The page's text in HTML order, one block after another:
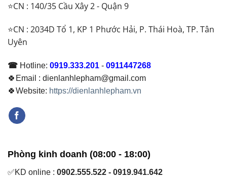
⭐CN : 140/35 Cầu Xây 2 - Quận 9
⭐CN : 2034D Tổ 1, KP 1 Phước Hải, P. Thái Hoà, TP. Tân
Uyên
☎ Hotline: 0919.333.201 - 0911447268
🍀Email : dienlanhlepham@gmail.com
🍀Website: https://dienlanhlepham.vn
Phòng kinh doanh (08:00 - 18:00)
✅KD online : 0902.555.522 - 0919.941.642